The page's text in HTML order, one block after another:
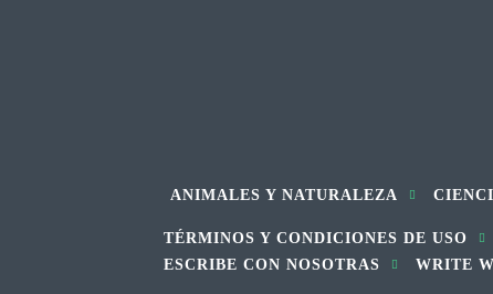
ANIMALES Y NATURALEZA
TÉRMINOS Y CONDICIONES DE USO
ESCRIBE CON NOSOTRAS
WRITE